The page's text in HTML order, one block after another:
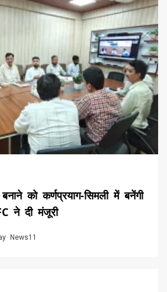
को कर्णप्रयाग-सिमली में बनेंगी
ने दी मंजूरी
News11